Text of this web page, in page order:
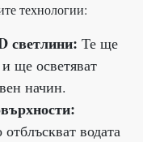
технологии:
светлини: Те ще
ще осветяват
начин.
водата